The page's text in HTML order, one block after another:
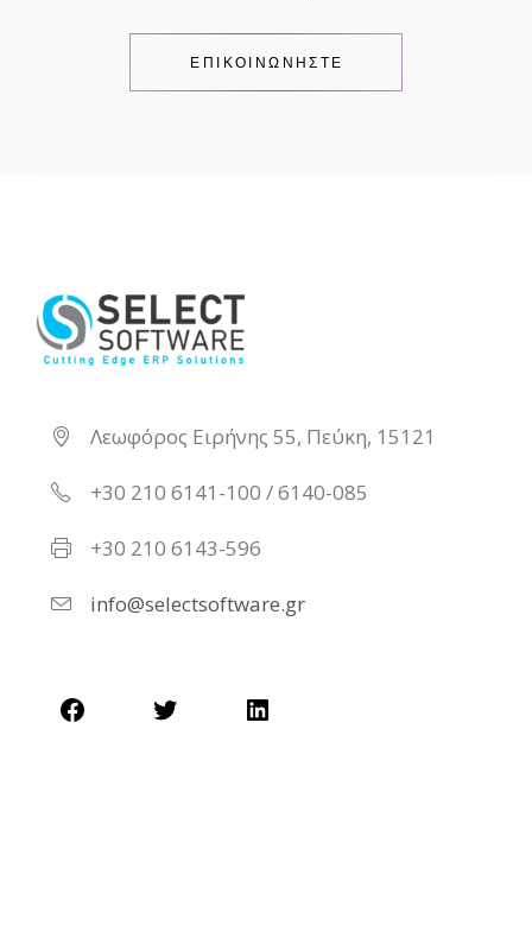
ΕΠΙΚΟΙΝΩΝΗΣΤΕ
Λεωφόρος Ειρήνης 55, Πεύκη, 15121
+30 210 6141-100 / 6140-085
+30 210 6143-596
info@selectsoftware.gr